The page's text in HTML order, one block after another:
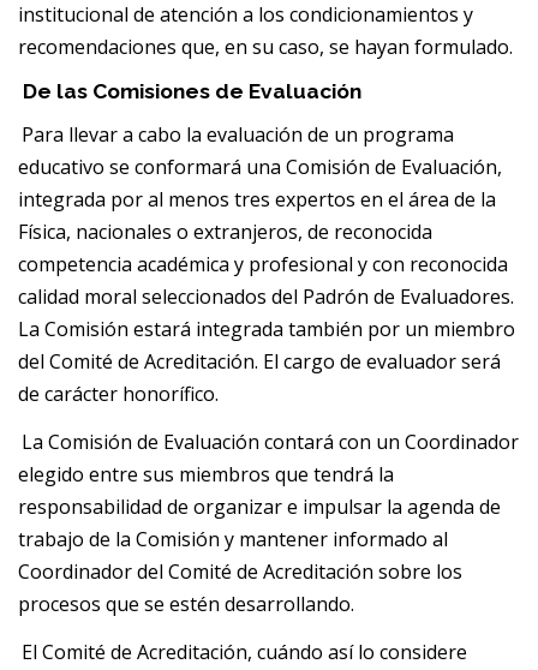
institucional de atención a los condicionamientos y
recomendaciones que, en su caso, se hayan formulado.
De las Comisiones de Evaluación
Para llevar a cabo la evaluación de un programa
educativo se conformará una Comisión de Evaluación,
integrada por al menos tres expertos en el área de la
Física, nacionales o extranjeros, de reconocida
competencia académica y profesional y con reconocida
calidad moral seleccionados del Padrón de Evaluadores.
La Comisión estará integrada también por un miembro
del Comité de Acreditación. El cargo de evaluador será
de carácter honorífico.
La Comisión de Evaluación contará con un Coordinador
elegido entre sus miembros que tendrá la
responsabilidad de organizar e impulsar la agenda de
trabajo de la Comisión y mantener informado al
Coordinador del Comité de Acreditación sobre los
procesos que se estén desarrollando.
El Comité de Acreditación, cuándo así lo considere